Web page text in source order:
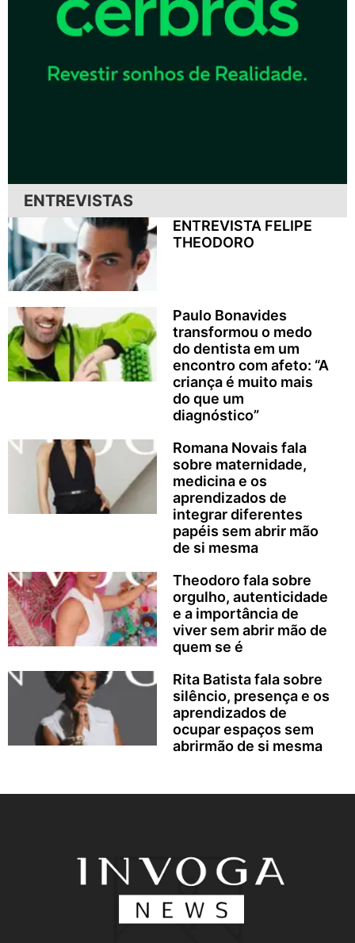
ENTREVISTAS
ENTREVISTA FELIPE
THEODORO
Paulo Bonavides
transformou o medo
do dentista em um
encontro com afeto: “A
criança é muito mais
do que um
diagnóstico”
Romana Novais fala
sobre maternidade,
medicina e os
aprendizados de
integrar diferentes
papéis sem abrir mão
de si mesma
Theodoro fala sobre
orgulho, autenticidade
e a importância de
viver sem abrir mão de
quem se é
Rita Batista fala sobre
silêncio, presença e os
aprendizados de
ocupar espaços sem
abrirmão de si mesma